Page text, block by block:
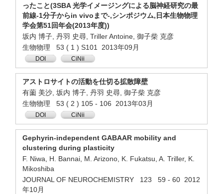
ったこと(3SBA 光学イメージングによる脳神経研究の最
前線-1分子からin vivoまで-,シンポジウム,日本生物物理
学会第51回年会(2013年度))
坂内 博子, 丹羽 史尋, Triller Antoine, 御子柴 克彦
生物物理 53 ( 1 ) S101 2013年09月
DOI CiNii
アストロサイトの活動を仕切る拡散障壁
有薗 美沙, 坂内 博子, 丹羽 史尋, 御子柴 克彦
生物物理 53 ( 2 ) 105 - 106 2013年03月
DOI CiNii
Gephyrin-independent GABAAR mobility and
clustering during plasticity
F. Niwa, H. Bannai, M. Arizono, K. Fukatsu, A. Triller, K.
Mikoshiba
JOURNAL OF NEUROCHEMISTRY 123 59 - 60 2012
年10月